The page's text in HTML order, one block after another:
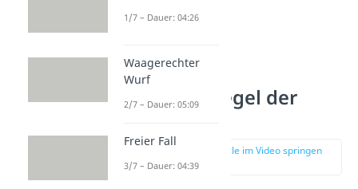
Goldene Regel der
zur Stelle im Video springen
(03:47)
1/7 – Dauer: 04:26
Waagerechter
Wurf
2/7 – Dauer: 05:09
Freier Fall
3/7 – Dauer: 04:39